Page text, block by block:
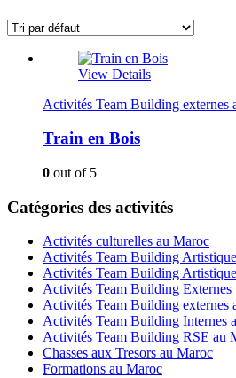
View Details
Activités Team Building externes
Train en Bois
0 out of 5
Catégories des activités
Activités culturelles au Maroc
Activités Team Building
Activités Team Building
Activités Team Building Externes
Activités Team Building externes
Activités Team Building Internes
Activités Team Building RSE au
Chasses aux Tresors au Maroc
Formations au Maroc